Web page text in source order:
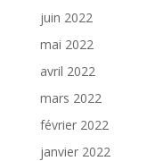
juin 2022
mai 2022
avril 2022
mars 2022
février 2022
janvier 2022